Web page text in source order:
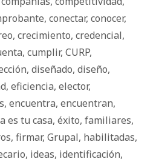
, conectar, conocer,
, crecimiento, credencial,
, cumplir, CURP,
, diseñado, diseño,
, eficiencia, elector,
, encuentra, encuentran,
es tu casa, éxito, familiares,
, firmar, Grupal, habilitadas,
, ideas, identificación,